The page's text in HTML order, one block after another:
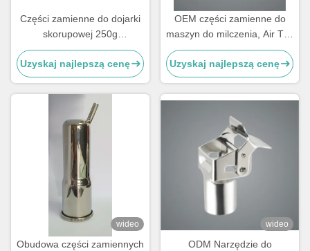
Części zamienne do dojarki
skorupowej 250g
Konfigurowalny kubełek dla
kóz
Uzyskaj najlepszą cenę
OEM części zamienne do
maszyn do milczenia, Air Tee
typ Komponenty do maszyn
do milczenia
Uzyskaj najlepszą cenę
wideo
Obudowa części zamiennych
wideo
ODM Narzędzie do